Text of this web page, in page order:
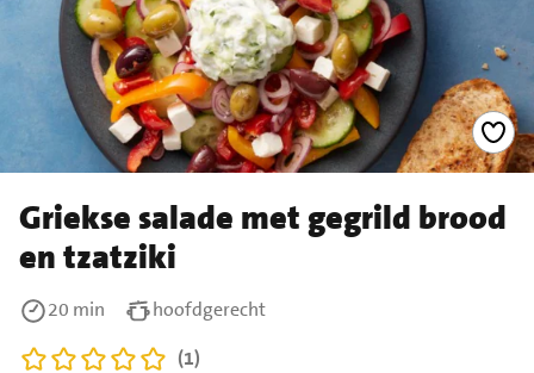
Griekse salade met gegrild brood
en tzatziki
20 min
hoofdgerecht
(1)